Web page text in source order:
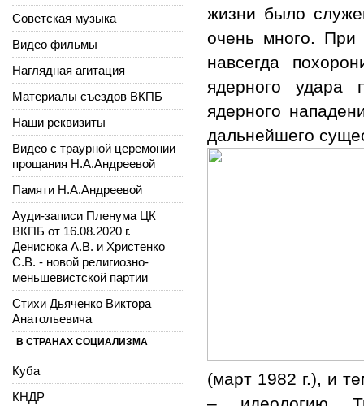
жизни было
очень много.
навсегда
ядерного удара
ядерного
дальнейшего
(март 1982 г.), и
Советская музыка
Видео фильмы
Наглядная агитация
Материалы съездов ВКПБ
Наши реквизиты
Видео с траурной церемонии
прощания Н.А.Андреевой
Памяти Н.А.Андреевой
Ауди-записи Пленума ЦК
ВКПБ от 16.08.2020 г.
Денисюка А.В. и Христенко
С.В. - новой религиозно-
меньшевистской партии
Стихи Дьяченко Виктора
Анатольевича
В СТРАНАХ СОЦИАЛИЗМА
Куба
КНДР